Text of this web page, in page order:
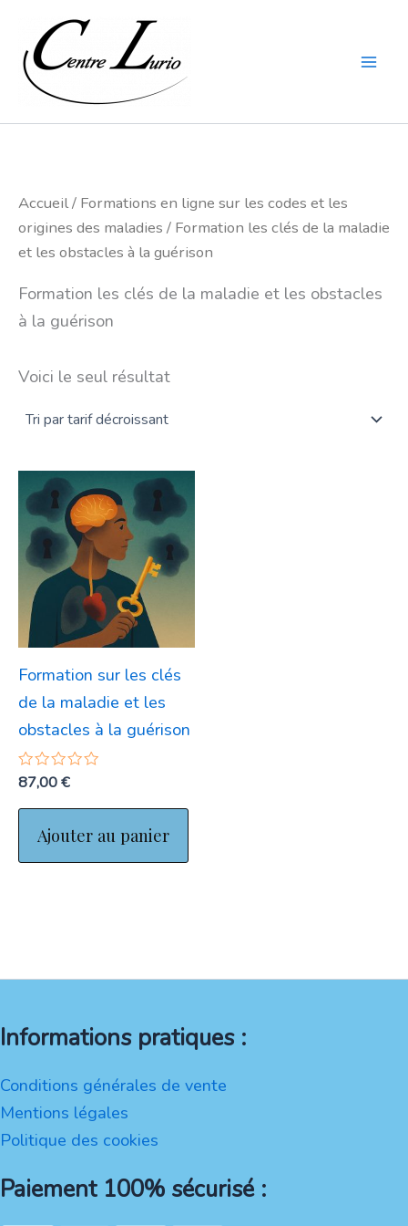
contenu
Accueil/ Formations en ligne sur les codes et les
origines des maladies / Formation les clés de la maladie
et les obstacles à la guérison
Formation les clés de la maladie et les obstacles
à la guérison
Voici le seul résultat
Formation sur les clés
de la maladie et les
obstacles à la guérison
Note
sur
87,00€
Ajouter au panier
Informations pratiques :
Conditions générales de vente
Mentions légales
Politique des cookies
Paiement 100% sécurisé :